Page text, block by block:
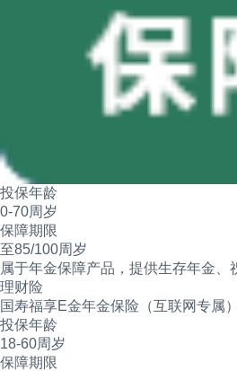
投保年龄
0-70周岁
保障期限
至85/100周岁
属于年金保障产品，提供生存年金、
理财险
国寿福享E金年金保险（互联网专属）
投保年龄
18-60周岁
保障期限